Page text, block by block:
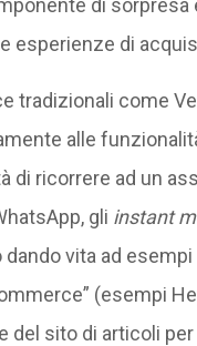
di sorpresa
esperienze di
tradizionali come
alle
di ricorrere ad un
gli instant
dando vita ad esempi
(esempi
del sito di articoli per